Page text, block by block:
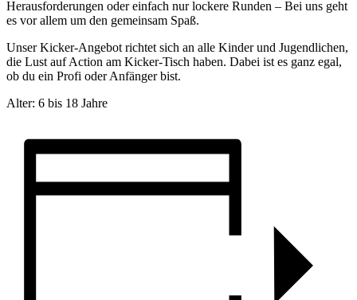
Herausforderungen oder einfach nur lockere Runden – Bei uns geht
es vor allem um den gemeinsam Spaß.
Unser Kicker-Angebot richtet sich an alle Kinder und Jugendlichen,
die Lust auf Action am Kicker-Tisch haben. Dabei ist es ganz egal,
ob du ein Profi oder Anfänger bist.
Alter: 6 bis 18 Jahre